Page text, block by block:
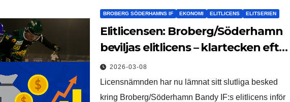
BROBERG SÖDERHAMNS IF EKONOMI ELITLICENS ELITSERIEN
Elitlicensen: Broberg/Söderhamn
beviljas elitlicens – klartecken efter
fördjupad granskning
2026-03-08
Licensnämnden har nu lämnat sitt slutliga besked
kring Broberg/Söderhamn Bandy IF:s elitlicens inför